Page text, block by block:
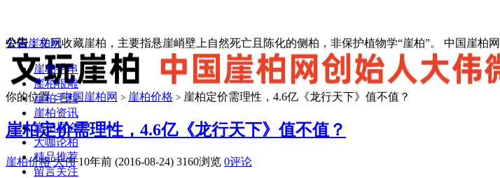
中国崖柏网
崖柏手串
崖柏根雕
崖柏毛料
崖柏资讯
崖柏展会
大咖论柏
精品推荐
留言关注
公告：文玩收藏崖柏，主要指悬崖峭壁上自然死亡且陈化的侧柏，非保护植物学“崖柏”。 中国崖柏
你的位置：中国崖柏网 > 崖柏价格 > 崖柏定价需理性，4.6亿《龙行天下》值不值？
崖柏定价需理性，4.6亿《龙行天下》值不值？
崖柏价格 大伟 10年前 (2016-08-24) 3160浏览 0评论